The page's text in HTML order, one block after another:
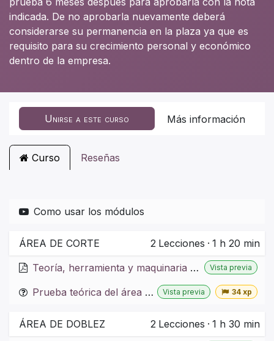
indicada. De no aprobarla nuevamente deberá
considerarse su permanencia en la plaza ya que es
requisito para su crecimiento personal y económico
dentro de la empresa.
Unirse a este curso Más información
Curso Reseñas
Como usar los módulos
ÁREA DE CORTE 2 Lecciones · 1 h 20 min
Teoría, herramienta y maquinaria de corte
Vista previa
Prueba teórica del área de corte Vista previa 34 xp
ÁREA DE DOBLEZ 2 Lecciones · 1 h 30 min